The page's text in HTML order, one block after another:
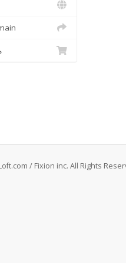
/ Fixion inc. All Rights